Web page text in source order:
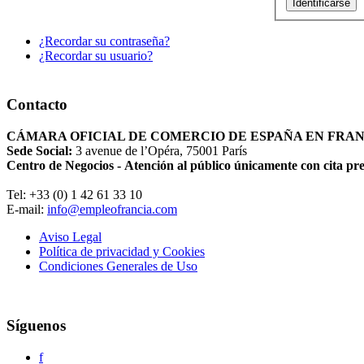
Identificarse
¿Recordar su contraseña?
¿Recordar su usuario?
Contacto
CÁMARA OFICIAL DE COMERCIO DE ESPAÑA EN
Sede Social: 3 avenue de l’Opéra, 75001 París
Centro de Negocios - Atención al público únicamente con cita
Tel: +33 (0) 1 42 61 33 10
E-mail: info@empleofrancia.com
Aviso Legal
Política de privacidad y Cookies
Condiciones Generales de Uso
Síguenos
f